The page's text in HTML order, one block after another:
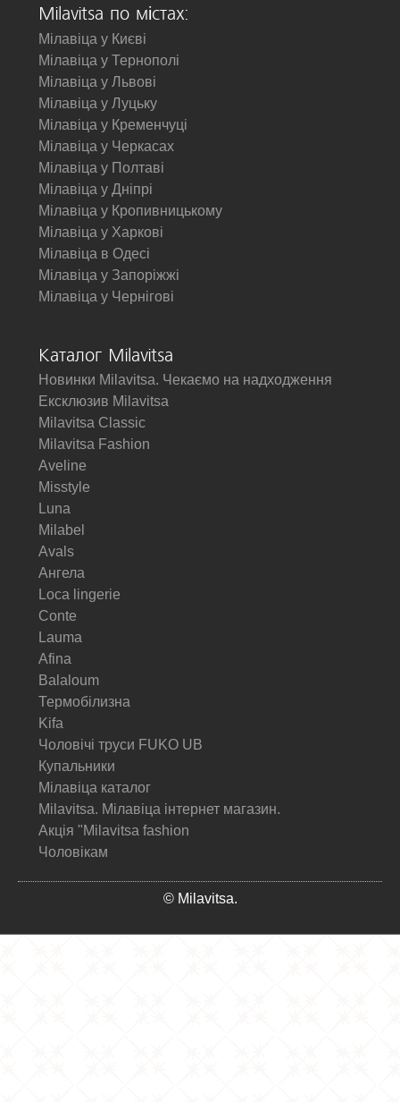
Milavitsa по містах:
Мілавіца у Києві
Мілавіца у Тернополі
Мілавіца у Львові
Мілавіца у Луцьку
Мілавіца у Кременчуці
Мілавіца у Черкасах
Мілавіца у Полтаві
Мілавіца у Дніпрі
Мілавіца у Кропивницькому
Мілавіца у Харкові
Мілавіца в Одесі
Мілавіца у Запоріжжі
Мілавіца у Чернігові
Каталог Milavitsa
Новинки Milavitsa. Чекаємо на надходження
Ексклюзив Milavitsa
Milavitsa Classic
Milavitsa Fashion
Aveline
Misstyle
Luna
Milabel
Avals
Ангела
Loca lingerie
Conte
Lauma
Afina
Balaloum
Термобілизна
Kifa
Чоловічі труси FUKO UB
Купальники
Мілавіца каталог
Milavitsa. Мілавіца інтернет магазин.
Акція "Milavitsa fashion
Чоловікам
© Milavitsa.